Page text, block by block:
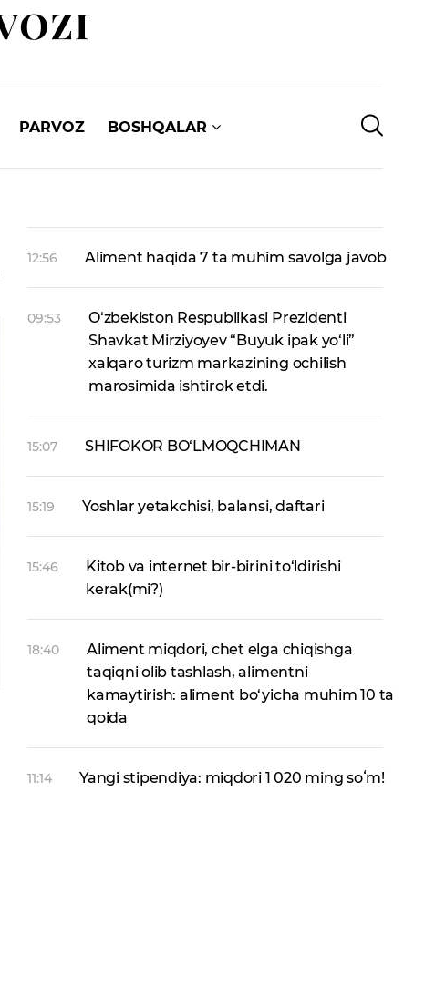
PARVOZ BOSHQALAR
12:56 Aliment haqida 7 ta muhim savolga javob
09:53
O‘zbekiston Respublikasi Prezidenti
Shavkat Mirziyoyev “Buyuk ipak yo‘li”
xalqaro turizm markazining ochilish
marosimida ishtirok etdi.
15:07 SHIFOKOR BO‘LMOQCHIMAN
15:19 Yoshlar yetakchisi, balansi, daftari
15:46
Kitob va internet bir-birini to‘ldirishi
kerak(mi?)
18:40
Aliment miqdori, chet elga chiqishga
taqiqni olib tashlash, alimentni
kamaytirish: aliment bo‘yicha muhim 10 ta
qoida
11:14 Yangi stipendiya: miqdori 1 020 ming soʻm!